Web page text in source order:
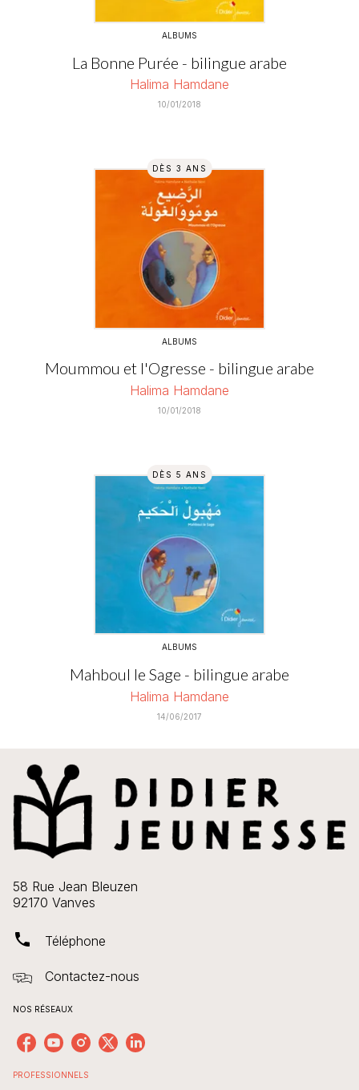
ALBUMS
La Bonne Purée - bilingue arabe
Halima Hamdane
10/01/2018
DÈS 3 ANS
ALBUMS
Moummou et l'Ogresse - bilingue arabe
Halima Hamdane
10/01/2018
DÈS 5 ANS
ALBUMS
Mahboul le Sage - bilingue arabe
Halima Hamdane
14/06/2017
58 Rue Jean Bleuzen
92170 Vanves
phone Téléphone
Contactez-nous
NOS RÉSEAUX
PROFESSIONNELS